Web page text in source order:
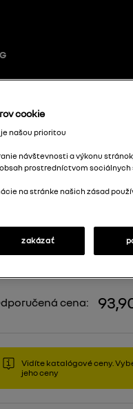
cena:
Vidíte katalógové ceny.
jeho ceny
cookie
našou prioritou
návštevnosti a výkonu
prostredníctvom sociálnych
na stránke našich zásad
zakázať